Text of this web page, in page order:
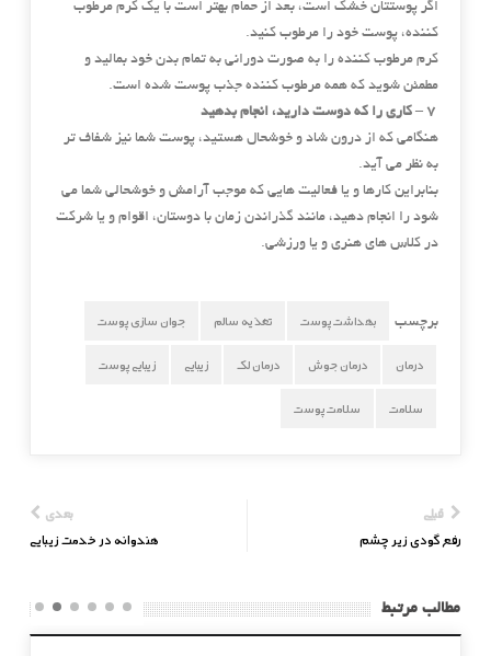
اگر پوستتان خشک است، بعد از حمام بهتر است با یک کرم مرطوب
کننده، پوست خود را مرطوب کنید.
کرم مرطوب کننده را به صورت دورانی به تمام بدن خود بمالید و
مطمئن شوید که همه مرطوب کننده جذب پوست شده است.
7 – کاری را که دوست دارید، انجام بدهید
هنگامی که از درون شاد و خوشحال هستید، پوست شما نیز شفاف تر
به نظر می آید.
بنابراین کارها و یا فعالیت هایی که موجب آرامش و خوشحالی شما می
شود را انجام دهید، مانند گذراندن زمان با دوستان، اقوام و یا شرکت
در کلاس های هنری و یا ورزشی.
برچسب بهداشت پوست تغذیه سالم جوان سازی پوست
درمان درمان جوش درمان لک زیبایی زیبایی پوست
سلامت سلامت پوست
قبلی
رفع گودی زیر چشم
بعدی
هندوانه در خدمت زیبایی
مطالب مرتبط